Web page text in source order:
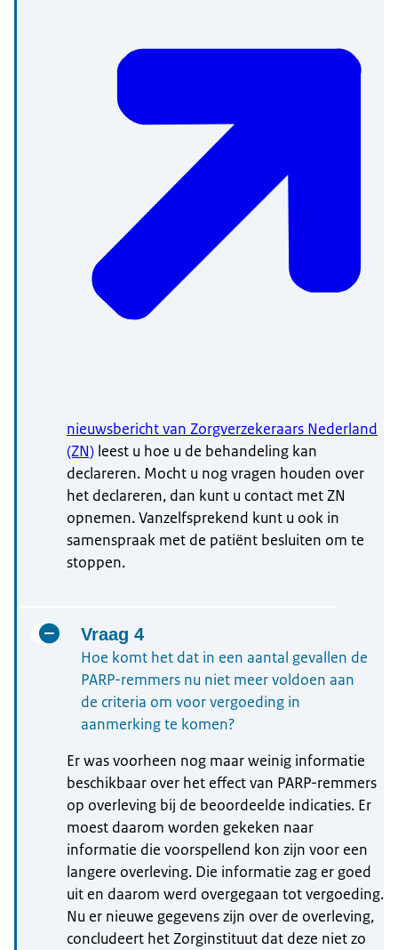
nieuwsbericht van Zorgverzekeraars Nederland
(ZN) leest u hoe u de behandeling kan
declareren. Mocht u nog vragen houden over
het declareren, dan kunt u contact met ZN
opnemen. Vanzelfsprekend kunt u ook in
samenspraak met de patiënt besluiten om te
stoppen.
Vraag 4
Hoe komt het dat in een aantal gevallen de
PARP-remmers nu niet meer voldoen aan
de criteria om voor vergoeding in
aanmerking te komen?
Er was voorheen nog maar weinig informatie
beschikbaar over het effect van PARP-remmers
op overleving bij de beoordeelde indicaties. Er
moest daarom worden gekeken naar
informatie die voorspellend kon zijn voor een
langere overleving. Die informatie zag er goed
uit en daarom werd overgegaan tot vergoeding.
Nu er nieuwe gegevens zijn over de overleving,
concludeert het Zorginstituut dat deze niet zo